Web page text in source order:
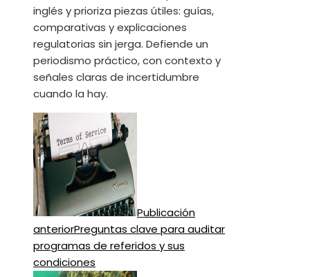
inglés y prioriza piezas útiles: guías,
comparativas y explicaciones
regulatorias sin jerga. Defiende un
periodismo práctico, con contexto y
señales claras de incertidumbre
cuando la hay.
Publicación
anteriorPreguntas clave para auditar
programas de referidos y sus
condiciones